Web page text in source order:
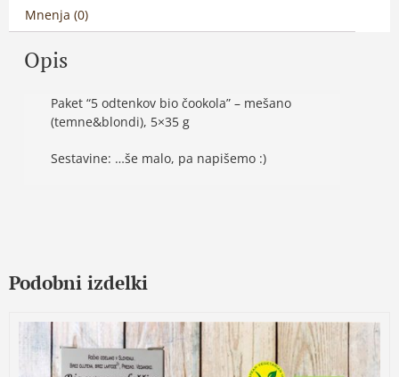
Mnenja (0)
Opis
Paket “5 odtenkov bio čookola” – mešano
(temne&blondi), 5×35 g
Sestavine: …še malo, pa napišemo :)
Podobni izdelki